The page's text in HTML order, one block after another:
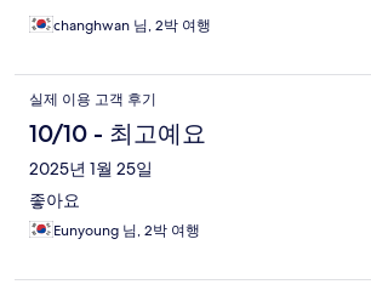
changhwan 님, 2박 여행
실제 이용 고객 후기
10/10 - 최고예요
2025년 1월 25일
좋아요
Eunyoung 님, 2박 여행